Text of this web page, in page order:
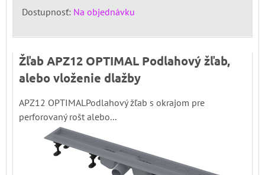
Dostupnosť: Na objednávku
Žľab APZ12 OPTIMAL Podlahový žľab,
alebo vloženie dlažby
APZ12 OPTIMALPodlahový žľab s okrajom pre
perforovaný rošt alebo...